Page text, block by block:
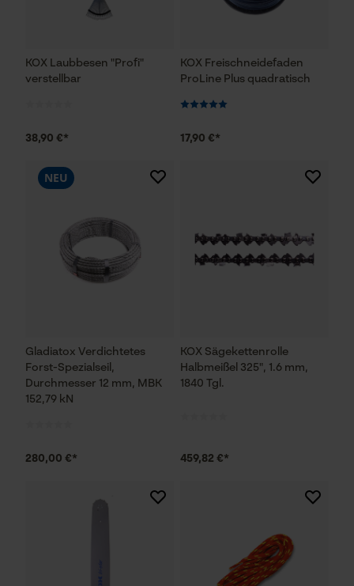
KOX Laubbesen "Profi"
verstellbar
38,90 €*
KOX Freischneidefaden
ProLine Plus quadratisch
17,90 €*
Gladiatox Verdichtetes
Forst-Spezialseil,
Durchmesser 12 mm, MBK
152,79 kN
NEU
280,00 €*
KOX Sägekettenrolle
Halbmeißel 325", 1.6 mm,
1840 Tgl.
459,82 €*